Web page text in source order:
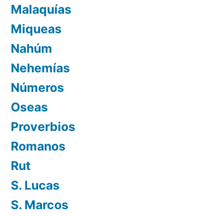
Malaquías
Miqueas
Nahúm
Nehemías
Números
Oseas
Proverbios
Romanos
Rut
S. Lucas
S. Marcos